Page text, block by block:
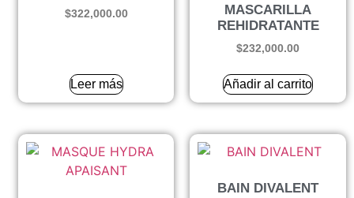
$322,000.00
Leer más
MASCARILLA
REHIDRATANTE
$232,000.00
Añadir al carrito
BAIN DIVALENT